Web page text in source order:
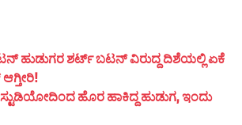
ಹುಡುಗರ ಶರ್ಟ್ ಬಟನ್ ವಿರುದ್ದ ದಿಶೆಯಲ್ಲಿ ಏಕೆ
ಆಗ್ತೀರಿ!
ಸ್ಟುಡಿಯೋದಿಂದ ಹೊರ ಹಾಕಿದ್ದ ಹುಡುಗ, ಇಂದು